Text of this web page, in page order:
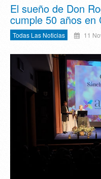
El sueño de Don
cumple 50 años en
Todas Las Noticias 11